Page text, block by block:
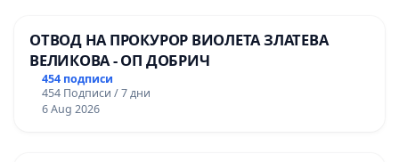
ОТВОД НА ПРОКУРОР ВИОЛЕТА ЗЛАТЕВА
ВЕЛИКОВА - ОП ДОБРИЧ
454 подписи
454 Подписи / 7 дни
6 Aug 2026